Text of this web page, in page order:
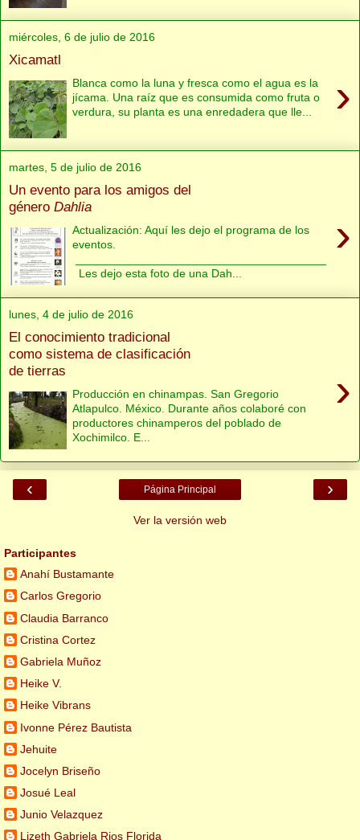
miércoles, 6 de julio de 2016
Xicamatl
›
Blanca como la luna y fresca como el agua es la
jícama. Una raíz que es consumida como fruta o
verdura, su planta es una enredadera que lle...
martes, 5 de julio de 2016
Un evento para los amigos del
género Dahlia
›
Actualización: Aquí les dejo el programa de los
eventos.
Les dejo esta foto de una Dah...
lunes, 4 de julio de 2016
El conocimiento tradicional
como sistema de clasificación
de tierras
›
Producción en chinampas. San Gregorio
Atlapulco. México. Durante años colaboré con
productores chinamperos del poblado de
Xochimilco. E...
‹ ›
Página Principal
Ver la versión web
Participantes
Anahí Bustamante
Carlos Gregorio
Claudia Barranco
Cristina Cortez
Gabriela Muñoz
Heike V.
Heike Vibrans
Ivonne Pérez Bautista
Jehuite
Jocelyn Briseño
Josué Leal
Junio Velazquez
Lizeth Gabriela Rios Florida